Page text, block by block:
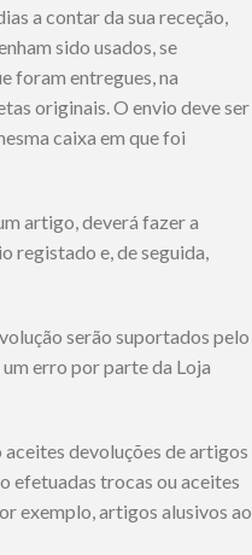
a contar da sua receção,
sido usados, se
foram entregues, na
originais. O envio deve ser
caixa em que foi
artigo, deverá fazer a
registado e, de seguida,
serão suportados pelo
erro por parte da Loja
devoluções de artigos
efetuadas trocas ou aceites
exemplo, artigos alusivos ao